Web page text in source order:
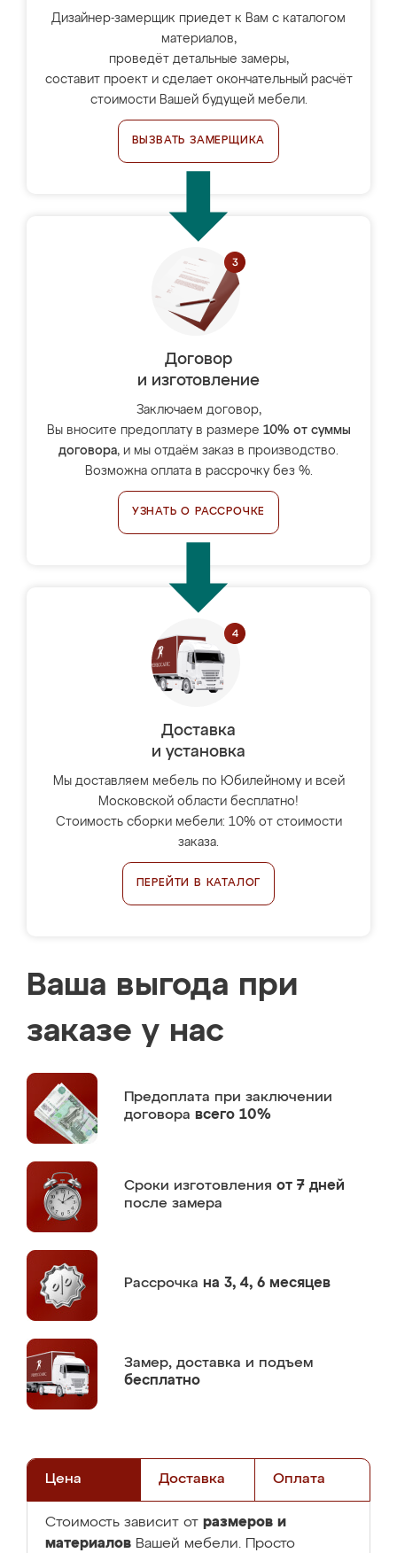
Дизайнер-замерщик приедет к Вам с каталогом
материалов,
проведёт детальные замеры,
составит проект и сделает окончательный расчёт
стоимости Вашей будущей мебели.
ВЫЗВАТЬ ЗАМЕРЩИКА
Договор
и изготовление
Заключаем договор,
Вы вносите предоплату в размере 10% от суммы
договора, и мы отдаём заказ в производство.
Возможна оплата в рассрочку без %.
УЗНАТЬ О РАССРОЧКЕ
Доставка
и установка
Мы доставляем мебель по Юбилейному и всей
Московской области бесплатно!
Стоимость сборки мебели: 10% от стоимости
заказа.
ПЕРЕЙТИ В КАТАЛОГ
Ваша выгода при
заказе у нас
Предоплата при заключении
договора всего 10%
Сроки изготовления от 7 дней
после замера
Рассрочка на 3, 4, 6 месяцев
Замер, доставка и подъем
бесплатно
Цена Доставка Оплата
Стоимость зависит от размеров и
материалов Вашей мебели. Просто